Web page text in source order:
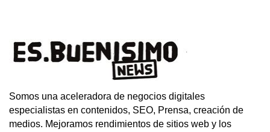
Somos una aceleradora de negocios digitales
especialistas en contenidos, SEO, Prensa, creación de
medios. Mejoramos rendimientos de sitios web y los